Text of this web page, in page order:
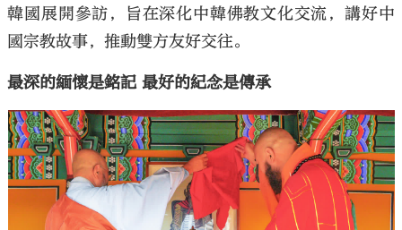
韓國展開參訪，旨在深化中韓佛教文化交流，講好中
國宗教故事，推動雙方友好交往。
最深的緬懷是銘記 最好的紀念是傳承